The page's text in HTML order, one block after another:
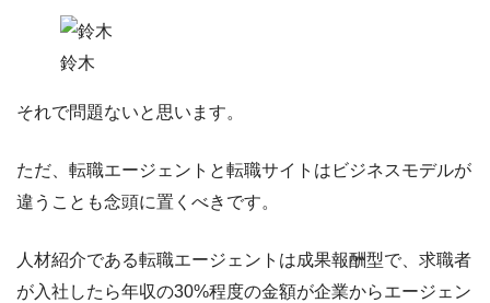
鈴木
それで問題ないと思います。
ただ、転職エージェントと転職サイトはビジネスモデルが
違うことも念頭に置くべきです。
人材紹介である転職エージェントは成果報酬型で、求職者
が入社したら年収の30%程度の金額が企業からエージェン